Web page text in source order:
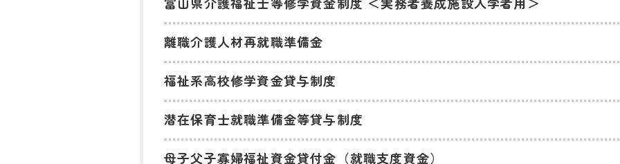
離職介護人材再就職準備金
福祉系高校修学資金貸与制度
潜在保育士就職準備金等貸与制度
母子父子寡婦福祉資金貸付金（就職支度資金）